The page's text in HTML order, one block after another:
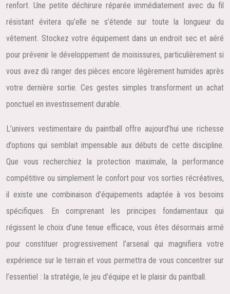
renfort. Une petite déchirure réparée immédiatement avec du fil
résistant évitera qu’elle ne s’étende sur toute la longueur du
vêtement. Stockez votre équipement dans un endroit sec et aéré
pour prévenir le développement de moisissures, particulièrement si
vous avez dû ranger des pièces encore légèrement humides après
votre dernière sortie. Ces gestes simples transforment un achat
ponctuel en investissement durable.
L’univers vestimentaire du paintball offre aujourd’hui une richesse
d’options qui semblait impensable aux débuts de cette discipline.
Que vous recherchiez la protection maximale, la performance
compétitive ou simplement le confort pour vos sorties récréatives,
il existe une combinaison d’équipements adaptée à vos besoins
spécifiques. En comprenant les principes fondamentaux qui
régissent le choix d’une tenue efficace, vous êtes désormais armé
pour constituer progressivement l’arsenal qui magnifiera votre
expérience sur le terrain et vous permettra de vous concentrer sur
l’essentiel : la stratégie, le jeu d’équipe et le plaisir du paintball.